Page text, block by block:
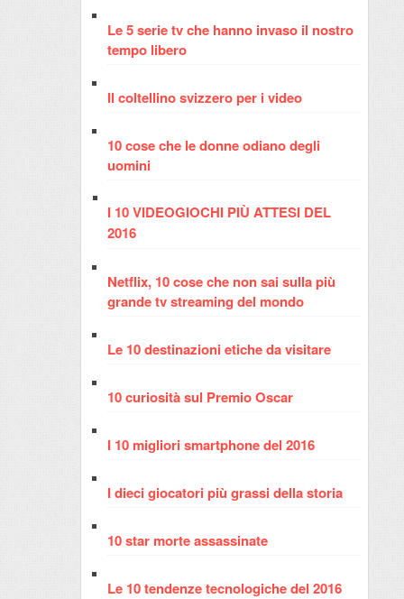
Le 5 serie tv che hanno invaso il nostro
tempo libero
Il coltellino svizzero per i video
10 cose che le donne odiano degli
uomini
I 10 VIDEOGIOCHI PIÙ ATTESI DEL
2016
Netflix, 10 cose che non sai sulla più
grande tv streaming del mondo
Le 10 destinazioni etiche da visitare
10 curiosità sul Premio Oscar
I 10 migliori smartphone del 2016
I dieci giocatori più grassi della storia
10 star morte assassinate
Le 10 tendenze tecnologiche del 2016